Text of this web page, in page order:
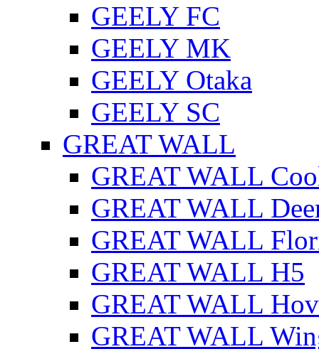
GEELY FC
GEELY MK
GEELY Otaka
GEELY SC
GREAT WALL
GREAT WALL
GREAT WALL
GREAT WALL
GREAT WALL H5
GREAT WALL
GREAT WALL